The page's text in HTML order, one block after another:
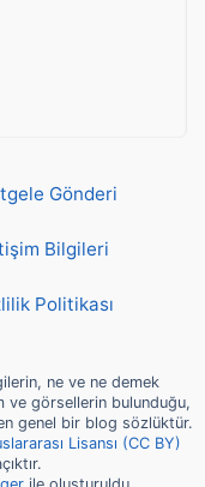
Gönderi
Bilgileri
Politikası
ne ve ne demek
ve görsellerin bulunduğu,
genel bir blog sözlüktür.
Lisansı (CC BY)